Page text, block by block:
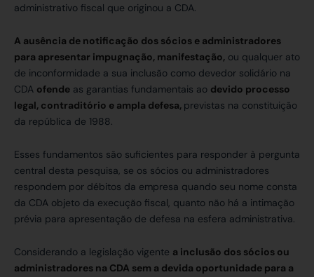
administrativo fiscal que originou a CDA.
A ausência de notificação dos sócios e administradores
para apresentar impugnação, manifestação, ou qualquer ato
de inconformidade a sua inclusão como devedor solidário na
CDA ofende as garantias fundamentais ao devido processo
legal, contraditório e ampla defesa, previstas na constituição
da república de 1988.
Esses fundamentos são suficientes para responder à pergunta
central desta pesquisa, se os sócios ou administradores
respondem por débitos da empresa quando seu nome consta
da CDA objeto da execução fiscal, quanto não há a intimação
prévia para apresentação de defesa na esfera administrativa.
Considerando a legislação vigente a inclusão dos sócios ou
administradores na CDA sem a devida oportunidade para a